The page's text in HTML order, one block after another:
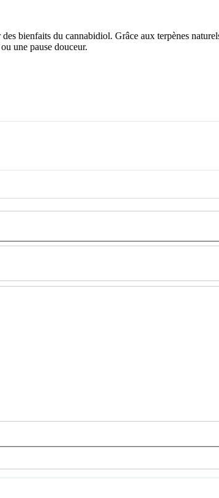
bienfaits du cannabidiol. Grâce aux terpènes
une pause douceur.